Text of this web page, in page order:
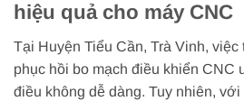
hiệu quả cho máy CNC
Tại Huyện Tiểu Cần, Trà Vinh, việc
phục hồi bo mạch điều khiển CNC
điều không dễ dàng. Tuy nhiên,